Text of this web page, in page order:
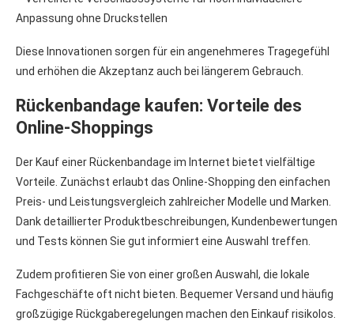
Anpassung ohne Druckstellen
Diese Innovationen sorgen für ein angenehmeres Tragegefühl
und erhöhen die Akzeptanz auch bei längerem Gebrauch.
Rückenbandage kaufen: Vorteile des
Online-Shoppings
Der Kauf einer Rückenbandage im Internet bietet vielfältige
Vorteile. Zunächst erlaubt das Online-Shopping den einfachen
Preis- und Leistungsvergleich zahlreicher Modelle und Marken.
Dank detaillierter Produktbeschreibungen, Kundenbewertungen
und Tests können Sie gut informiert eine Auswahl treffen.
Zudem profitieren Sie von einer großen Auswahl, die lokale
Fachgeschäfte oft nicht bieten. Bequemer Versand und häufig
großzügige Rückgaberegelungen machen den Einkauf risikolos.